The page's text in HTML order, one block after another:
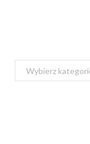
Kategorie